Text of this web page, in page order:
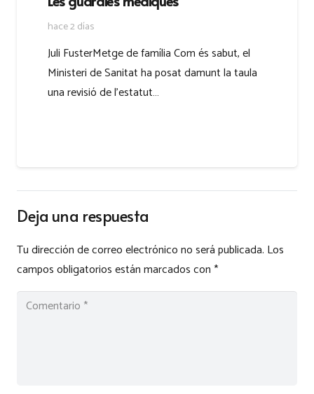
hace 2 días
Juli FusterMetge de família Com és sabut, el
Ministeri de Sanitat ha posat damunt la taula
una revisió de l’estatut…
Deja una respuesta
Tu dirección de correo electrónico no será publicada. Los
campos obligatorios están marcados con*